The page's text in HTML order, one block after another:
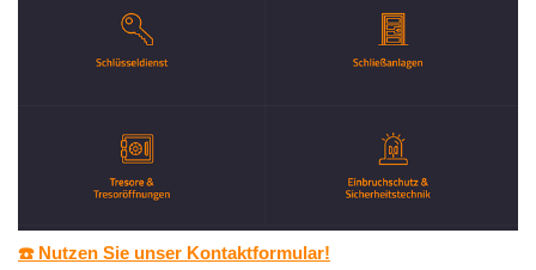
☎️ Nutzen Sie unser Kontaktformular!